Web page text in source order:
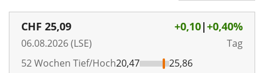
CHF 25,09
06.08.2026 (LSE)
+0,10|+0,40%
Tag
52 Wochen Tief/Hoch20,47 25,86